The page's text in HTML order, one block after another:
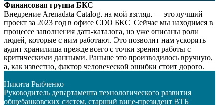
Финансовая группа БКС
Внедрение Arenadata Catalog, на мой взгляд, — это лучший
проект за 2023 год в офисе CDO БКС. Сейчас мы находимся в
процессе заполнения дата-каталога, но уже описаны роли
людей, которые с ним работают. Это позволит нам ускорить
аудит хранилища прежде всего с точки зрения работы с
критическими данными. Раньше это производилось вручную,
а, как известно, фактор человеческой ошибки стоит дорого.
Никита Рыбченко
Руководитель департамента технологического развития
общебанковских систем, старший вице-президент ВТБ